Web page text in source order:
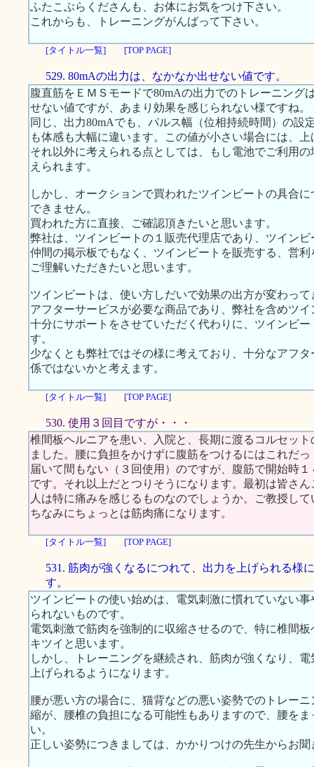
ふたこぶらくださんも、お体にお気をつけ下さい。
これからも、トレーニングがんばって下さい。
[タイトル一覧] [TOP PAGE]
529. 80mAの出力は、なかなか出せない値です。
腹直筋をＥＭＳモードで80mAの出力でのトレーニング
せない値ですが、あまり効果を感じられない様ですね。
同じ、出力80mAでも、パルス幅（位相持続時間）の設
も体感も大幅に違います。この値が小さい場合には、
それ以外に考えられる点としては、もし電池でご利用
えられます。
しかし、オークションで買われたツインビートの具合
できません。
買われた方に直接、ご確認頂きたいと思います。
弊社は、ツインビートの１販売代理店であり、ツイン
仲間の掲示板でもなく、ツインビートを販売する、営
ご理解いただきたいと思います。
ツインビートは、使い方しだいで効果の出方が変わって
アフターサービスが必要な商品であり、弊社を含めツ
十分にサポートをさせていただく代わりに、ツインビ
す。
少なくとも弊社ではその様に考えており、十分なアフ
係ではないかと考えます。
[タイトル一覧] [TOP PAGE]
530. 使用３回目ですが・・・
椎間板ヘルニアを患い、入院と、長期に渡るコルセッ
ました。腰に負担をかけずに腹筋をつけるにはこれだ
届いて間もない（３回使用）のですが、腹筋で開始時
です。それ以上だとつりそうになります。最初は皆さ
人は特に痛みを感じるものなのでしょうか。ご教授し
ちなみにちょっとは筋肉痛になります。
[タイトル一覧] [TOP PAGE]
531. 筋肉が強くなるにつれて、出力を上げられる様
す。
ツインビートの使い始めは、電気刺激に慣れていない
られないものです。
電気刺激で筋肉を強制的に収縮させるので、特に椎間
キツイと思います。
しかし、トレーニングを継続され、筋肉が強くなり、
上げられるようになります。
腰が悪い方の場合に、猫背などの悪い姿勢でのトレー
縮が、腰椎の負担になる可能性もありますので、腰を
い。
正しい姿勢につきましては、かかりつけの先生からお